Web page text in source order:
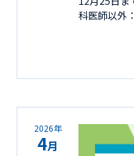
科医師以外
2026年
4月